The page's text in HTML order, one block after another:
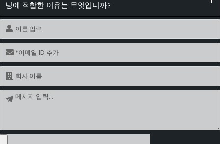
닝에 적합한 이유는 무엇입니까?
름
이
메
일
름